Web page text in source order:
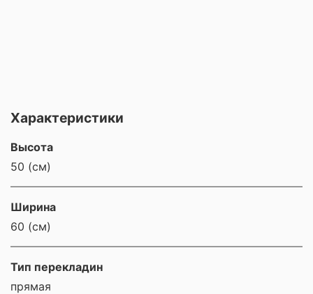
Характеристики
Высота
50 (см)
Ширина
60 (см)
Тип перекладин
прямая